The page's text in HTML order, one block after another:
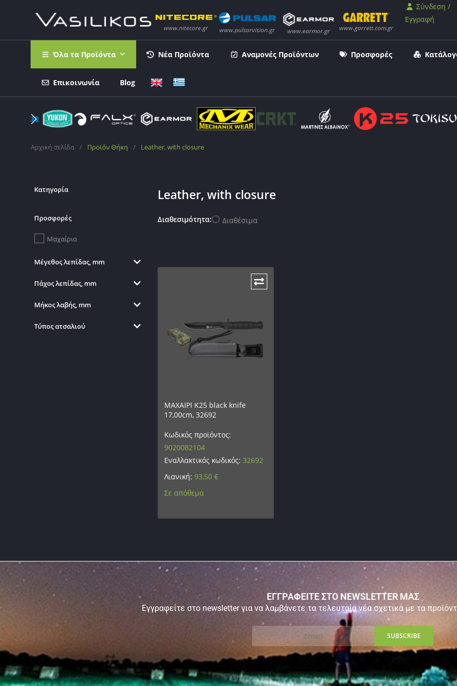
Σύνδεση /
Εγγραφή
Όλα τα Προϊόντα Νέα Προϊόντα Αναμονές Προϊόντων Προσφορές
Επικοινωνία Blog
Αρχική σελίδα / Προϊόν Θήκη / Leather, with closure
Leather, with closure
Διαθεσιμότητα: Διαθέσιμα
ΜΑΧΑΙΡΙ K25 black knife
17,00cm, 32692
Κωδικός προϊόντος:
9020082104
Εναλλακτικός κωδικός: 32692
Λιανική:93,50€
Σε απόθεμα
Κατηγορία
Προσφορές
Μαχαίρια
Μέγεθος λεπίδας, mm
Πάχος λεπίδας, mm
Μήκος λαβής, mm
Τύπος ατσαλιού
ΕΓΓΡΑΦΕΙΤΕ ΣΤΟ NEWSLETTER ΜΑΣ
Εγγραφείτε στο newsletter για να λαμβάνετε τα τελευταία νέα σχετικά με τα